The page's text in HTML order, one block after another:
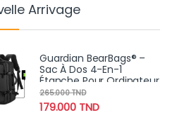
Arrivage
Guardian BearBags® –
Sac À Dos 4-En-1
Étanche Pour Ordinateur
Portable Avec
Chargement USB Pour
Voyage
179.000 TND
265.000TND